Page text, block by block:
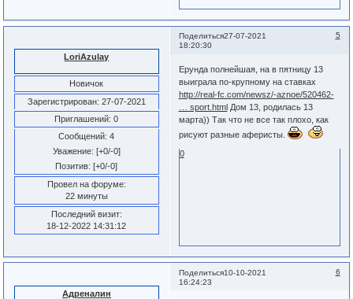
Поделиться 5
27-07-2021
18:20:30
LoriAzulay
Новичок
Зарегистрирован: 27-07-2021
Приглашений: 0
Сообщений: 4
Уважение: [+0/-0]
Позитив: [+0/-0]
Провел на форуме:
22 минуты
Последний визит:
18-12-2022 14:31:12
Ерунда полнейшая, на в пятницу 13
выиграла по-крупному на ставках
http://real-fc.com/newsz/-aznoe/520462-
… sport.htmlДом 13, родилась 13
марта)) Так что не все так плохо, как
рисуют разные аферисты.
0
Поделиться 6
10-10-2021
16:24:23
Адреналин